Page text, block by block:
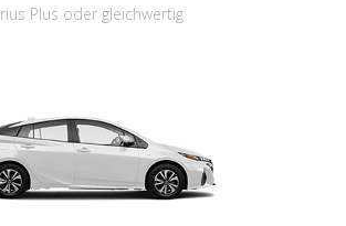
Plus oder gleichwertig